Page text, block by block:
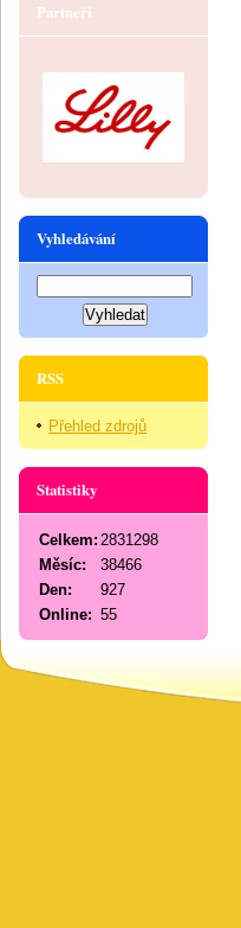
Partneři
Vyhledávání
RSS
Přehled zdrojů
Statistiky
Online: 55
Celkem: 2831298
Měsíc:
38466
Den:
927